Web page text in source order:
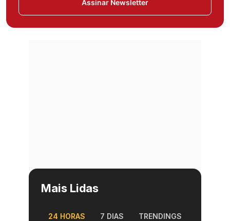
Assinar Newsletter
Mais Lidas
24 HORAS 7 DIAS TRENDINGS